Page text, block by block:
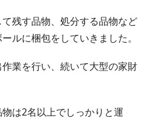
残す品物、処分する品物など
ルに梱包をしていきました。
業を行い、続いて大型の家財
は2名以上でしっかりと運